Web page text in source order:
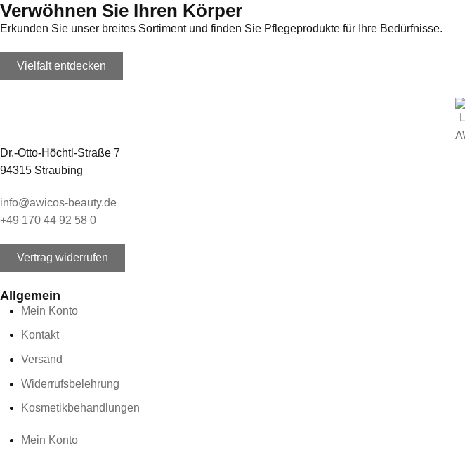
Verwöhnen Sie Ihren Körper
Erkunden Sie unser breites Sortiment und finden Sie Pflegeprodukte für Ihre Bedürfnisse.
Vielfalt entdecken
Dr.-Otto-Höchtl-Straße 7
94315 Straubing
info@awicos-beauty.de
+49 170 44 92 58 0
Vertrag widerrufen
Allgemein
Mein Konto
Kontakt
Versand
Widerrufsbelehrung
Kosmetikbehandlungen
Mein Konto